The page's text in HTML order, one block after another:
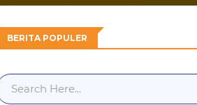
BERITA POPULER